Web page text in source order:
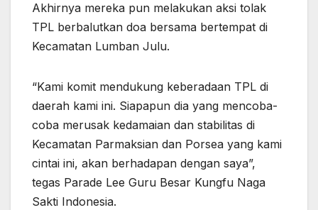
Akhirnya mereka pun melakukan aksi tolak
TPL berbalutkan doa bersama bertempat di
Kecamatan Lumban Julu.
“Kami komit mendukung keberadaan TPL di
daerah kami ini. Siapapun dia yang mencoba-
coba merusak kedamaian dan stabilitas di
Kecamatan Parmaksian dan Porsea yang kami
cintai ini, akan berhadapan dengan saya”,
tegas Parade Lee Guru Besar Kungfu Naga
Sakti Indonesia.